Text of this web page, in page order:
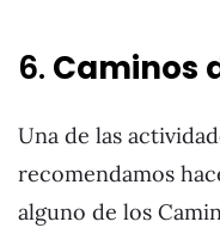
6. Caminos
Una de las
recomendamos
alguno de los